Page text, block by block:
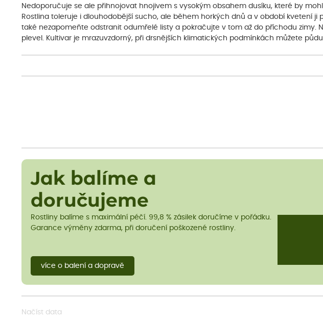
Nedoporučuje se ale přihnojovat hnojivem s vysokým obsahem dusíku, které by
Rostlina toleruje i dlouhodobější sucho, ale během horkých dnů a v období kvetení ji
také nezapomeňte odstranit odumřelé listy a pokračujte v tom až do příchodu zimy.
plevel. Kultivar je mrazuvzdorný, při drsnějších klimatických podmínkách můžete
Jak balíme a
doručujeme
Rostliny balíme s maximální péčí. 99,8 % zásilek doručíme v pořádku.
Garance výměny zdarma, při doručení poškozené rostliny.
více o balení a dopravě
Načíst data